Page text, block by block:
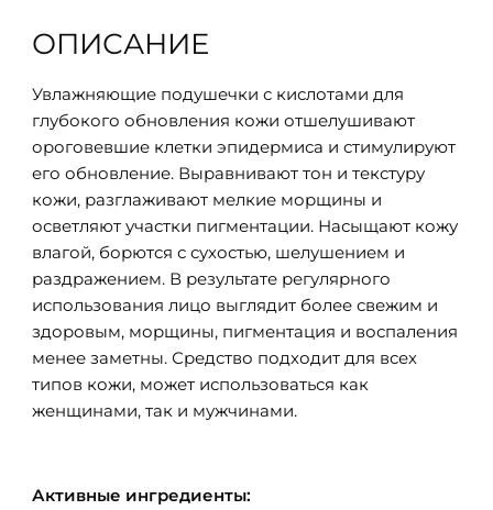
ОПИСАНИЕ
Увлажняющие подушечки с кислотами для
глубокого обновления кожи отшелушивают
ороговевшие клетки эпидермиса и стимулируют
его обновление. Выравнивают тон и текстуру
кожи, разглаживают мелкие морщины и
осветляют участки пигментации. Насыщают кожу
влагой, борются с сухостью, шелушением и
раздражением. В результате регулярного
использования лицо выглядит более свежим и
здоровым, морщины, пигментация и воспаления
менее заметны. Средство подходит для всех
типов кожи, может использоваться как
женщинами, так и мужчинами.
Активные ингредиенты: